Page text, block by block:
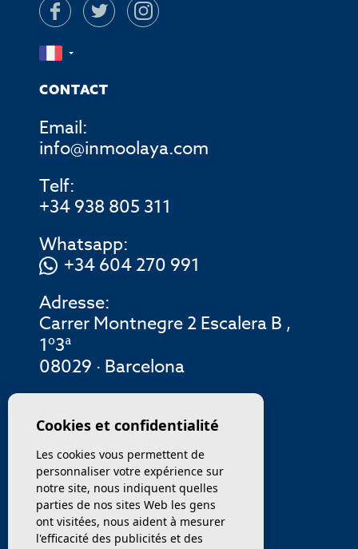
CONTACT
Email:
info@inmoolaya.com
Telf:
+34 938 805 311
Whatsapp:
+34 604 270 991
Adresse:
Carrer Montnegre 2 Escalera B ,
1º3ª
08029 · Barcelona
MENU
ENTREPRISE
PROPRIÉTÉS
SERVICES
Cookies et confidentialité
Les cookies vous permettent de
personnaliser votre expérience sur
notre site, nous indiquent quelles
parties de nos sites Web les gens
ont visitées, nous aident à mesurer
l'efficacité des publicités et des